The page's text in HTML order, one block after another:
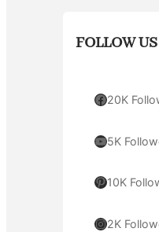
FOLLOW US
Facebook 20K
YouTube 5K
Pinterest 10K
Instagram 2K